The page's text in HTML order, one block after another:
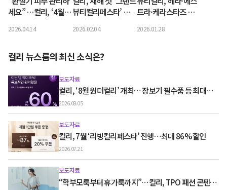
세요” …컬리, ‘4월
대 76% 할인
2026.04.14
뷰티컬리페스타’ 개
2026.02.04
트라·케라스타즈 신
2026.01.28
컬리 뉴스룸의 최신 소식은?
보도자료
컬리, ‘8월 원더컬리’ 개최… 장보기 필수품 등 최대
60% 할인
2026.08.05
보도자료
컬리, 7월 ‘리빙컬리페스타’ 진행…최대 86% 할인
2026.07.21
보도자료
“학부모룩부터 휴가룩까지”…컬리, TPO 패션 콘텐츠